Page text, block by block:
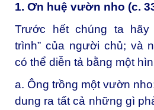
1. Ơn huệ vườn nho (c.
Trước hết chúng ta hãy
trình” của người chủ; và
có thể diễn tả bằng một
a. Ông trồng một vườn
dung ra tất cả những gì